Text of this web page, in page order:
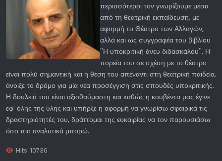
περισσότεροι τον γνωρίζουμε μέσα
από τη θεατρική εκπαίδευση, με
αφορμή το Θέατρο των Αλλαγών,
αλλά και ως συγγραφέα του βιβλίου
''Η υποκριτική άνευ διδασκάλου''. Η
πορεία του σε σχέση με το θέατρο
είναι πολύ σημαντική και η θέση του απέναντι στη θεατρική παιδεία,
άνοιξε το δρόμο για μία νέα προσέγγιση στις σπουδές υποκριτικής.
Η δουλειά του είναι αξιοθαύμαστη και καθώς η κουβέντα μας έγινε
εφ’ όλης της ύλης και υπήρξε η αφορμή να γνωρίσω σφαιρικά τις
δραστηριότητές του, δράττομαι της ευκαιρίας να τον παρουσιάσω
όσο πιο αναλυτικά μπορώ.
Hits: 10736